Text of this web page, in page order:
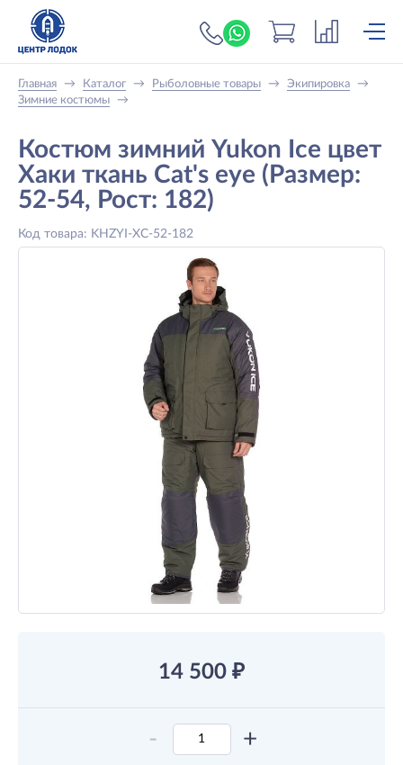
+7 (919) 698-56-
Главная → Каталог → Рыболовные товары → Экипировка
→
Зимние костюмы
→
Костюм зимний Yukon Ice цвет
Хаки ткань Cat's eye (Размер:
52-54, Рост: 182)
Код товара: KHZYI-XС-52-182
14 500 ₽
- +